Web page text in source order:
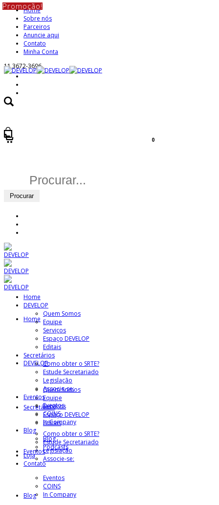
Home
Sobre nós
Parceiros
Anuncie aqui
Contato
Minha Conta
11 3672-3696
0
Home
DEVELOP
Quem Somos
Equipe
Serviços
Espaço DEVELOP
Editais
Secretários
Como obter o SRTE?
Estude Secretariado
Legislação
Associe-se:
Eventos
Eventos
COINS
In Company
Blog
Home
DEVELOP
Quem Somos
Equipe
Serviços
Espaço DEVELOP
Editais
Secretários
Como obter o SRTE?
Estude Secretariado
Legislação
Associe-se:
Eventos
Eventos
COINS
In Company
Blog
Blog
Podcasts
Loja
Contato
Promoção!